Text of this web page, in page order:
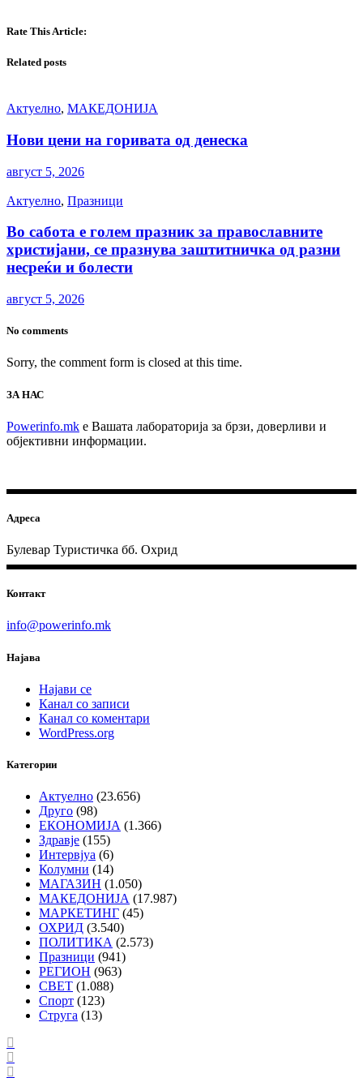
Rate This Article:
Related posts
Актуелно, МАКЕДОНИЈА
Нови цени на горивата од денеска
август 5, 2026
Актуелно, Празници
Во сабота е голем празник за православните
христијани, се празнува заштитничка од разни
несреќи и болести
август 5, 2026
No comments
Sorry, the comment form is closed at this time.
ЗА НАС
Powerinfo.mk e Вашата лабораторија за брзи, доверливи и
објективни информации.
Адреса
Булевар Туристичка бб. Охрид
Контакт
info@powerinfo.mk
Најава
Најави се
Канал со записи
Канал со коментари
WordPress.org
Категории
Актуелно (23.656)
Друго (98)
ЕКОНОМИЈА (1.366)
Здравје (155)
Интервјуа (6)
Колумни (14)
МАГАЗИН (1.050)
МАКЕДОНИЈА (17.987)
МАРКЕТИНГ (45)
ОХРИД (3.540)
ПОЛИТИКА (2.573)
Празници (941)
РЕГИОН (963)
СВЕТ (1.088)
Спорт (123)
Струга (13)